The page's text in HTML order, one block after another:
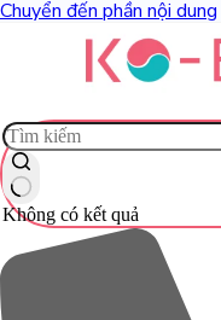
Chuyển đến phần nội dung
Không có kết quả